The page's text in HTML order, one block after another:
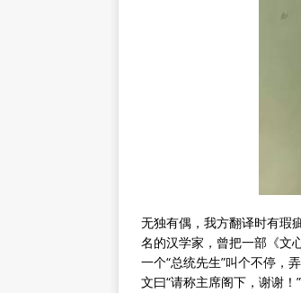
无独有偶，我方翻译时有瑕
名的汉学家，曾把一部《文
一个“总统先生”叫个不停，
文曰“请称主席阁下，谢谢